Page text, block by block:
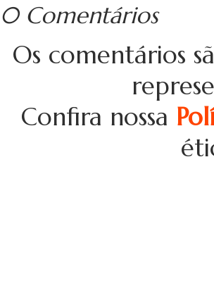
0 Comentários
Os comentários
Confira nossa